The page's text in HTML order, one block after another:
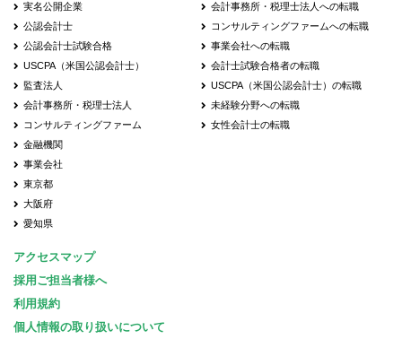
実名公開企業
公認会計士
公認会計士試験合格
USCPA（米国公認会計士）
監査法人
会計事務所・税理士法人
コンサルティングファーム
金融機関
事業会社
東京都
大阪府
愛知県
会計事務所・税理士法人への転職
コンサルティングファームへの転職
事業会社への転職
会計士試験合格者の転職
USCPA（米国公認会計士）の転職
未経験分野への転職
女性会計士の転職
アクセスマップ
採用ご担当者様へ
利用規約
個人情報の取り扱いについて